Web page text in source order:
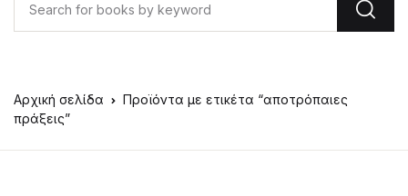
Αρχική σελίδα
Προϊόντα με ετικέτα “αποτρόπαιες
πράξεις”